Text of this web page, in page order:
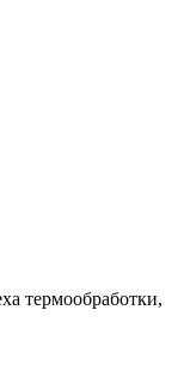
термообработки,